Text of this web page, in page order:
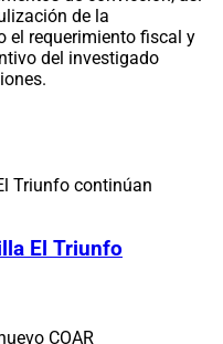
de la
el requerimiento fiscal y
del investigado
El Triunfo